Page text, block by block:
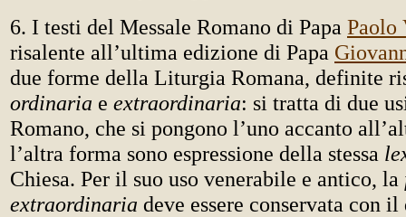
6. I testi del Messale Romano di Papa Paolo
risalente all’ultima edizione di Papa
due forme della Liturgia Romana, definite
ordinaria e extraordinaria: si tratta di due
Romano, che si pongono l’uno accanto
l’altra forma sono espressione della stessa
Chiesa. Per il suo uso venerabile e antico, la
extraordinaria deve essere conservata con